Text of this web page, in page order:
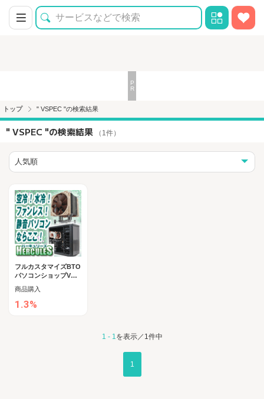
トップ " VSPEC "の検索結果
" VSPEC "の検索結果 （1件）
フルカスタマイズBTO
パソコンショップVSP
商品購入
1.3%
1 - 1 を表示／1件中
1